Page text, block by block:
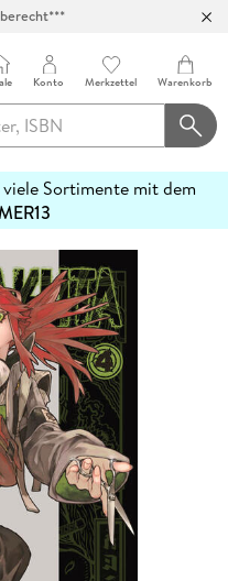
Konto Merkzettel Warenkorb
Sortimente mit dem